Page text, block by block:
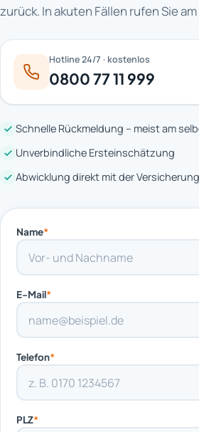
zurück. In akuten Fällen rufen Sie
Hotline 24/7 · kostenlos
0800 77 11 999
Schnelle Rückmeldung – meist am
Unverbindliche Ersteinschätzung
Abwicklung direkt mit der Versicherung
Name*
E-Mail*
Telefon*
PLZ*